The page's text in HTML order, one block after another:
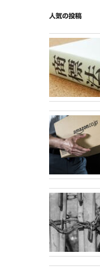
人気の投稿